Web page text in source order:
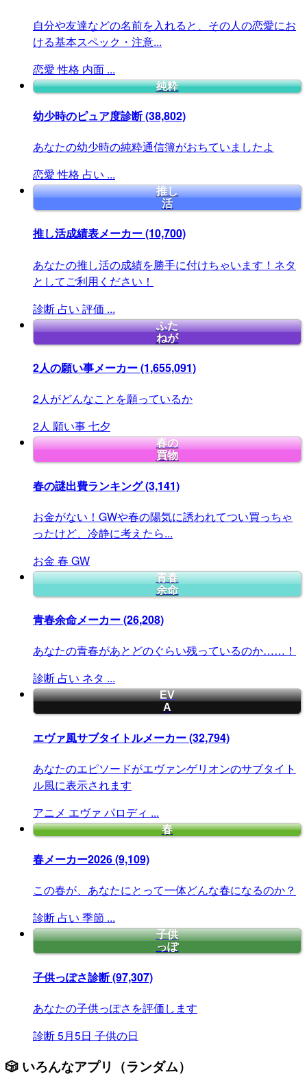
自分や友達などの名前を入れると、その人の恋愛にお
ける基本スペック・注意...
恋愛 性格 内面 ...
純粋
幼少時のピュア度診断(38,802)
あなたの幼少時の純粋通信簿がおちていましたよ
恋愛 性格 占い ...
推し
活
推し活成績表メーカー(10,700)
あなたの推し活の成績を勝手に付けちゃいます！ネタ
としてご利用ください！
診断 占い 評価 ...
ふた
ねが
2人の願い事メーカー(1,655,091)
2人がどんなことを願っているか
2人 願い事七夕
春の
買物
春の謎出費ランキング(3,141)
お金がない！GWや春の陽気に誘われてつい買っちゃ
ったけど、冷静に考えたら...
お金 春 GW
青春
余命
青春余命メーカー(26,208)
あなたの青春があとどのぐらい残っているのか……！
診断 占い ネタ ...
EV
A
エヴァ風サブタイトルメーカー(32,794)
あなたのエピソードがエヴァンゲリオンのサブタイト
ル風に表示されます
アニメ エヴァ パロディ ...
春
春メーカー2026(9,109)
この春が、あなたにとって一体どんな春になるのか？
診断 占い 季節 ...
子供
っぽ
子供っぽさ診断(97,307)
あなたの子供っぽさを評価します
診断5月5日 子供の日
🎲 いろんなアプリ（ランダム）